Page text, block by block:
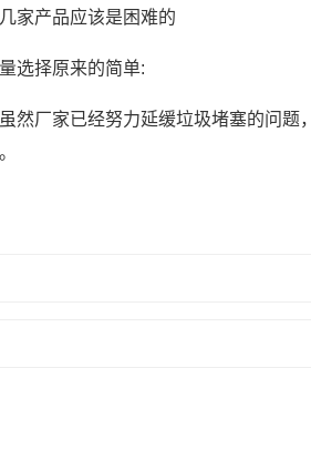
家产品应该是困难的
选择原来的简单:
厂家已经努力延缓垃圾堵塞的问题